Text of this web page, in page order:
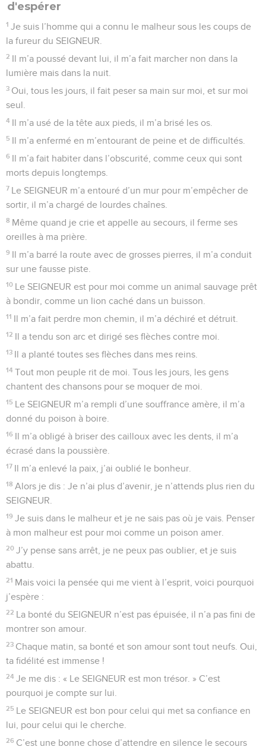
d'espérer
1 Je suis l’homme qui a connu le malheur sous les coups de
la fureur du SEIGNEUR.
2 Il m’a poussé devant lui, il m’a fait marcher non dans la
lumière mais dans la nuit.
3 Oui, tous les jours, il fait peser sa main sur moi, et sur moi
seul.
4 Il m’a usé de la tête aux pieds, il m’a brisé les os.
5 Il m’a enfermé en m’entourant de peine et de difficultés.
6 Il m’a fait habiter dans l’obscurité, comme ceux qui sont
morts depuis longtemps.
7 Le SEIGNEUR m’a entouré d’un mur pour m’empêcher de
sortir, il m’a chargé de lourdes chaînes.
8 Même quand je crie et appelle au secours, il ferme ses
oreilles à ma prière.
9 Il m’a barré la route avec de grosses pierres, il m’a conduit
sur une fausse piste.
10 Le SEIGNEUR est pour moi comme un animal sauvage prêt
à bondir, comme un lion caché dans un buisson.
11 Il m’a fait perdre mon chemin, il m’a déchiré et détruit.
12 Il a tendu son arc et dirigé ses flèches contre moi.
13 Il a planté toutes ses flèches dans mes reins.
14 Tout mon peuple rit de moi. Tous les jours, les gens
chantent des chansons pour se moquer de moi.
15 Le SEIGNEUR m’a rempli d’une souffrance amère, il m’a
donné du poison à boire.
16 Il m’a obligé à briser des cailloux avec les dents, il m’a
écrasé dans la poussière.
17 Il m’a enlevé la paix, j’ai oublié le bonheur.
18 Alors je dis : Je n’ai plus d’avenir, je n’attends plus rien du
SEIGNEUR.
19 Je suis dans le malheur et je ne sais pas où je vais. Penser
à mon malheur est pour moi comme un poison amer.
20 J’y pense sans arrêt, je ne peux pas oublier, et je suis
abattu.
21 Mais voici la pensée qui me vient à l’esprit, voici pourquoi
j’espère :
22 La bonté du SEIGNEUR n’est pas épuisée, il n’a pas fini de
montrer son amour.
23 Chaque matin, sa bonté et son amour sont tout neufs. Oui,
ta fidélité est immense !
24 Je me dis : « Le SEIGNEUR est mon trésor. » C’est
pourquoi je compte sur lui.
25 Le SEIGNEUR est bon pour celui qui met sa confiance en
lui, pour celui qui le cherche.
26 C’est une bonne chose d’attendre en silence le secours